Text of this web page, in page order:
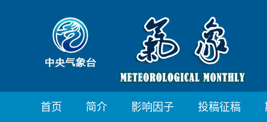
首页 简介 影响因子 投稿征稿